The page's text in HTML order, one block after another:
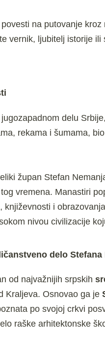
na putovanje
vernik, ljubitelj istorije
delu
rekama i šumama,
župan Stefan
vremena. Manastiri
književnosti i
nivou civilizacije
delo
od najvažnijih srpskih
Kraljeva. Osnovao ga je
po svojoj crkvi
raške arhitektonske